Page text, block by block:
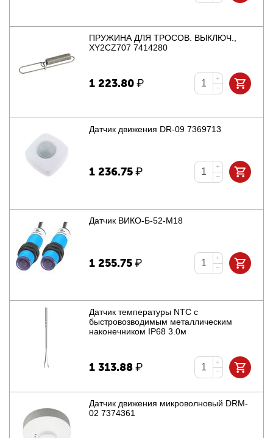
ПРУЖИНА ДЛЯ ТРОСОВ. ВЫКЛЮЧ.,
XY2CZ707 7414280
1 223.80₽
+
−
Датчик движения DR-09 7369713
1 236.75₽
+
−
Датчик ВИКО-Б-52-М18
1 255.75₽
+
−
Датчик температуры NTC с
быстровозводимым металлическим
наконечником IP68 3.0м
1 313.88₽
+
−
Датчик движения микроволновый DRM-
02 7374361